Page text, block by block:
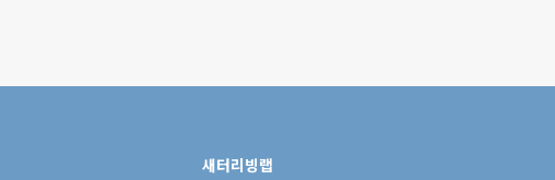
새터리빙랩